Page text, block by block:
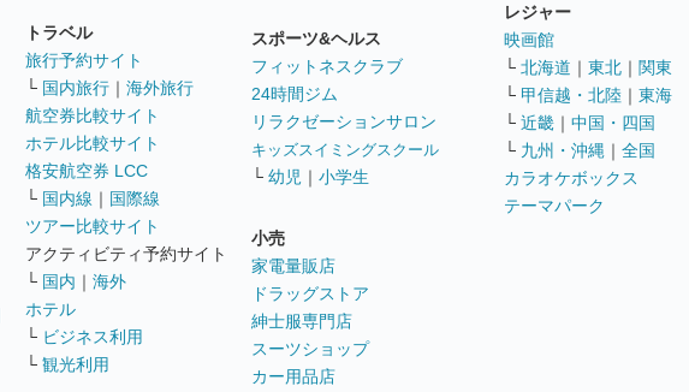
トラベル
旅行予約サイト
└ 国内旅行 ｜ 海外旅行
航空券比較サイト
ホテル比較サイト
格安航空券 LCC
└ 国内線 ｜ 国際線
ツアー比較サイト
アクティビティ予約サイト
└ 国内 ｜ 海外
ホテル
└ ビジネス利用
└ 観光利用
スポーツ&ヘルス
フィットネスクラブ
24時間ジム
リラクゼーションサロン
キッズスイミングスクール
└ 幼児 ｜ 小学生
小売
家電量販店
ドラッグストア
紳士服専門店
スーツショップ
カー用品店
レジャー
映画館
└ 北海道 ｜ 東北 ｜ 関東
└ 甲信越・北陸 ｜ 東海
└ 近畿 ｜ 中国・四国
└ 九州・沖縄 ｜ 全国
カラオケボックス
テーマパーク